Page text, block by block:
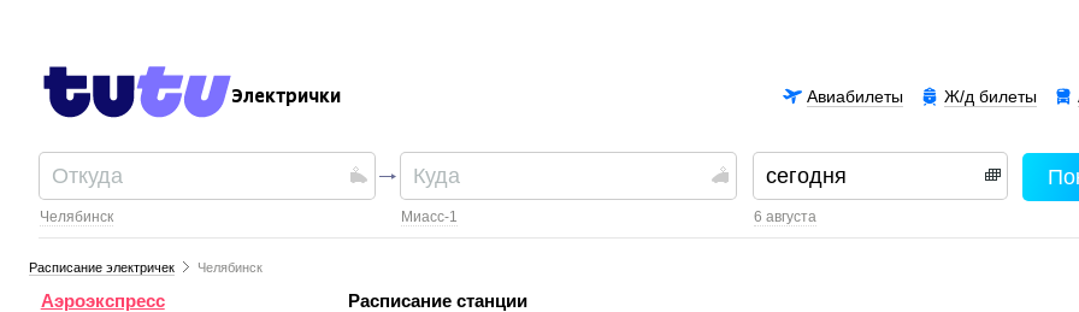
Электрички Ж/д билеты
Авиабилеты
Челябинск Миасс-1 6 августа
Расписание электричек Челябинск
Аэроэкспресс Расписание станции